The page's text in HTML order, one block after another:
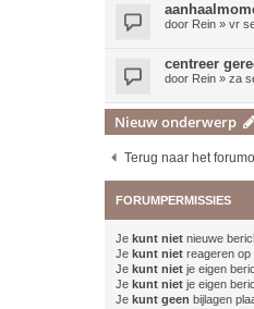
door Rein » vr
centreer
door Rein » za
Nieuw onderwerp
Terug naar het
FORUMPERMISSIES
Je kunt niet nieuwe
Je kunt niet reageren op
Je kunt niet je eigen
Je kunt niet je eigen
Je kunt geen bijlagen